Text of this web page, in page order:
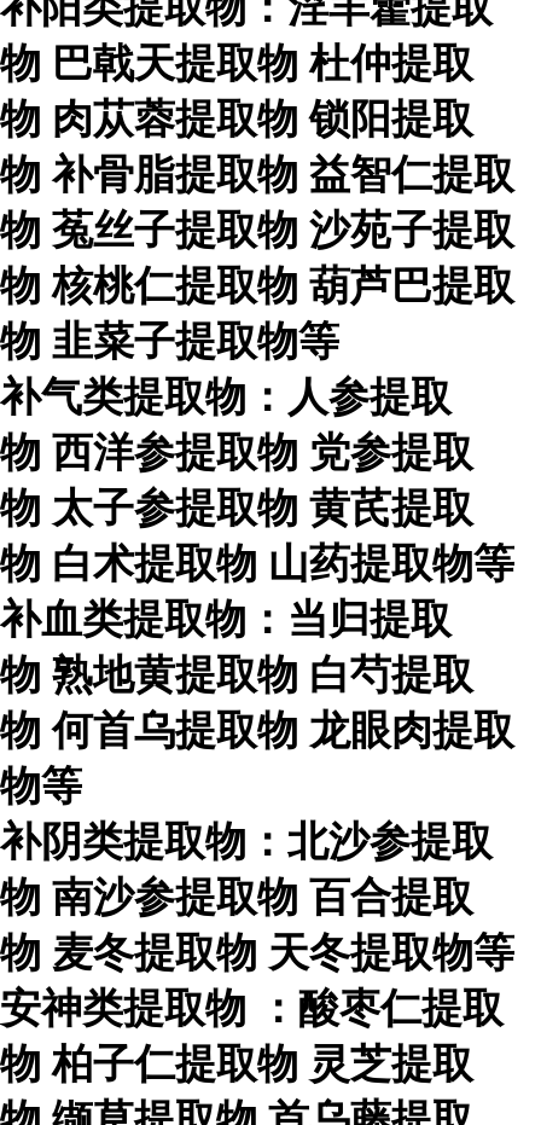
物 巴戟天提取物 杜仲提取
物 肉苁蓉提取物 锁阳提取
物 补骨脂提取物 益智仁提取
物 菟丝子提取物 沙苑子提取
物 核桃仁提取物 葫芦巴提取
物 韭菜子提取物等
补气类提取物：人参提取
物 西洋参提取物 党参提取
物 太子参提取物 黄芪提取
物 白术提取物 山药提取物等
补血类提取物：当归提取
物 熟地黄提取物 白芍提取
物 何首乌提取物 龙眼肉提取
物等
补阴类提取物：北沙参提取
物 南沙参提取物 百合提取
物 麦冬提取物 天冬提取物等
安神类提取物
：酸枣仁提取
物 柏子仁提取物 灵芝提取